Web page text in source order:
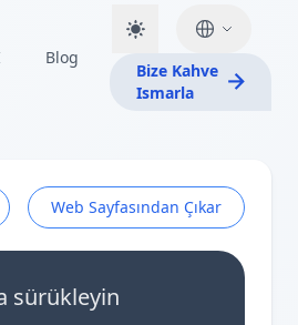
Blog
Bize Kahve
Ismarla
Web Sayfasından Çıkar
sürükleyin